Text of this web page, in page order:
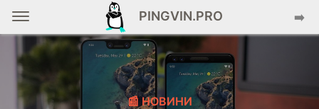
PINGVIN.PRO ➡️
📰 НОВИНИ